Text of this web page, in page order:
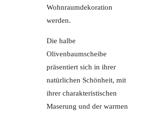
Wohnraumdekoration
werden.
Die halbe
Olivenbaumscheibe
präsentiert sich in ihrer
natürlichen Schönheit, mit
ihrer charakteristischen
Maserung und der warmen